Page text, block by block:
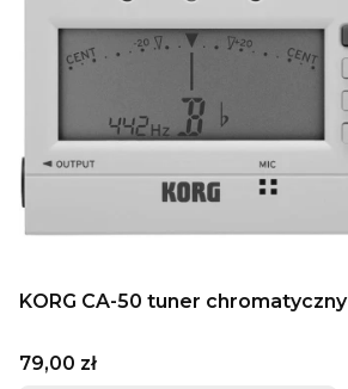
KORG CA-50 tuner chromatyczny
Cena
79,00 zł